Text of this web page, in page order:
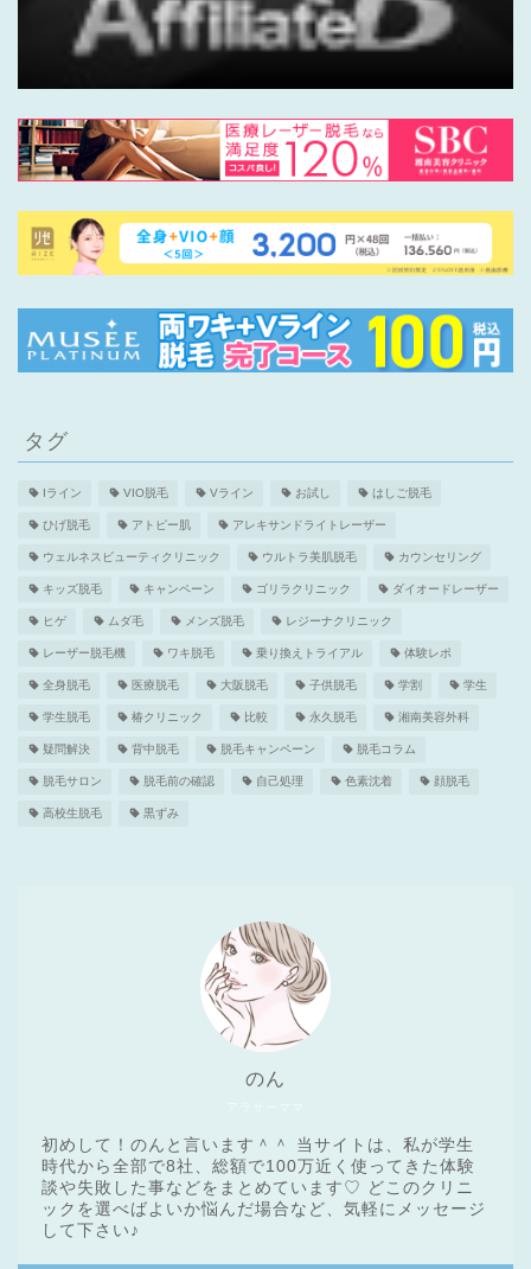
タグ
Iライン VIO脱毛 Vライン お試し はしご脱毛
ひげ脱毛 アトピー肌 アレキサンドライトレーザー
ウェルネスビューティクリニック ウルトラ美肌脱毛 カウンセリング
キッズ脱毛 キャンペーン ゴリラクリニック ダイオードレーザー
ヒゲ ムダ毛 メンズ脱毛 レジーナクリニック
レーザー脱毛機 ワキ脱毛 乗り換えトライアル 体験レポ
全身脱毛 医療脱毛 大阪脱毛 子供脱毛 学割 学生
学生脱毛 椿クリニック 比較 永久脱毛 湘南美容外科
疑問解決 背中脱毛 脱毛キャンペーン 脱毛コラム
脱毛サロン 脱毛前の確認 自己処理 色素沈着 顔脱毛
高校生脱毛 黒ずみ
のん
初めして！のんと言います＾＾ 当サイトは、私が学生
時代から全部で8社、総額で100万近く使ってきた体験
談や失敗した事などをまとめています♡ どこのクリニ
ックを選べばよいか悩んだ場合など、気軽にメッセージ
して下さい♪